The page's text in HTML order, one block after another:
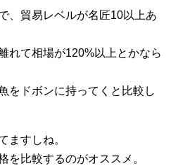
、貿易レベルが名匠10以上あ
れて相場が120%以上とかなら
をドボンに持ってくと比較し
ますしね。
を比較するのがオススメ。